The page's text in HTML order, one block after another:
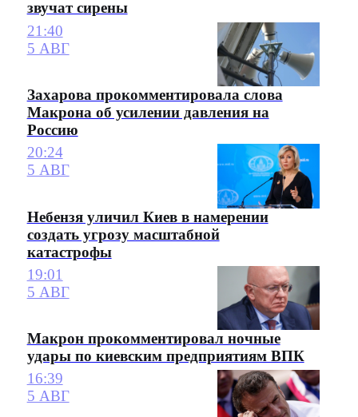
звучат сирены
21:40
5 АВГ
Захарова прокомментировала слова
Макрона об усилении давления на
Россию
20:24
5 АВГ
Небензя уличил Киев в намерении
создать угрозу масштабной
катастрофы
19:01
5 АВГ
Макрон прокомментировал ночные
удары по киевским предприятиям ВПК
16:39
5 АВГ